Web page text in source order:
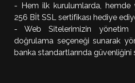
- Hem ilk kurulumlarda, hemde
256 Bİt SSL sertifikası hediye
- Web Sitelerimizin yönetim
doğrulama seçeneği sunarak
banka standartlarında güvenliğini